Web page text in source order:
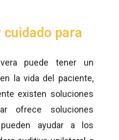
cuidado para
puede tener un
la vida del paciente,
existen soluciones
ofrece soluciones
ayudar a los